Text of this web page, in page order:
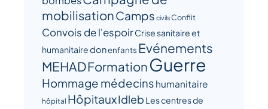
mobilisationCamps civilsConflit
Convois de l'espoirCrise sanitaire et
humanitairedonenfants Evénements
MEHADFormationGuerre
Hommage médecins humanitaire
hôpital HôpitauxIdleb Les centres de